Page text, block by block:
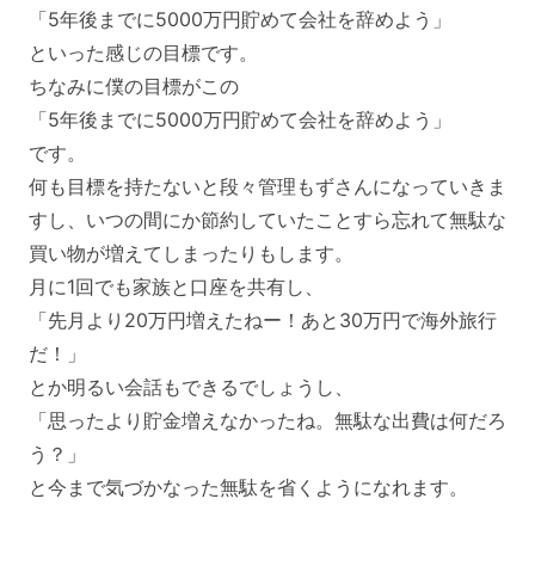
「5年後までに5000万円貯めて会社を辞めよう」
といった感じの目標です。
ちなみに僕の目標がこの
「5年後までに5000万円貯めて会社を辞めよう」
です。
何も目標を持たないと段々管理もずさんになっていきま
すし、いつの間にか節約していたことすら忘れて無駄な
買い物が増えてしまったりもします。
月に1回でも家族と口座を共有し、
「先月より20万円増えたねー！あと30万円で海外旅行
だ！」
とか明るい会話もできるでしょうし、
「思ったより貯金増えなかったね。無駄な出費は何だろ
う？」
と今まで気づかなった無駄を省くようになれます。